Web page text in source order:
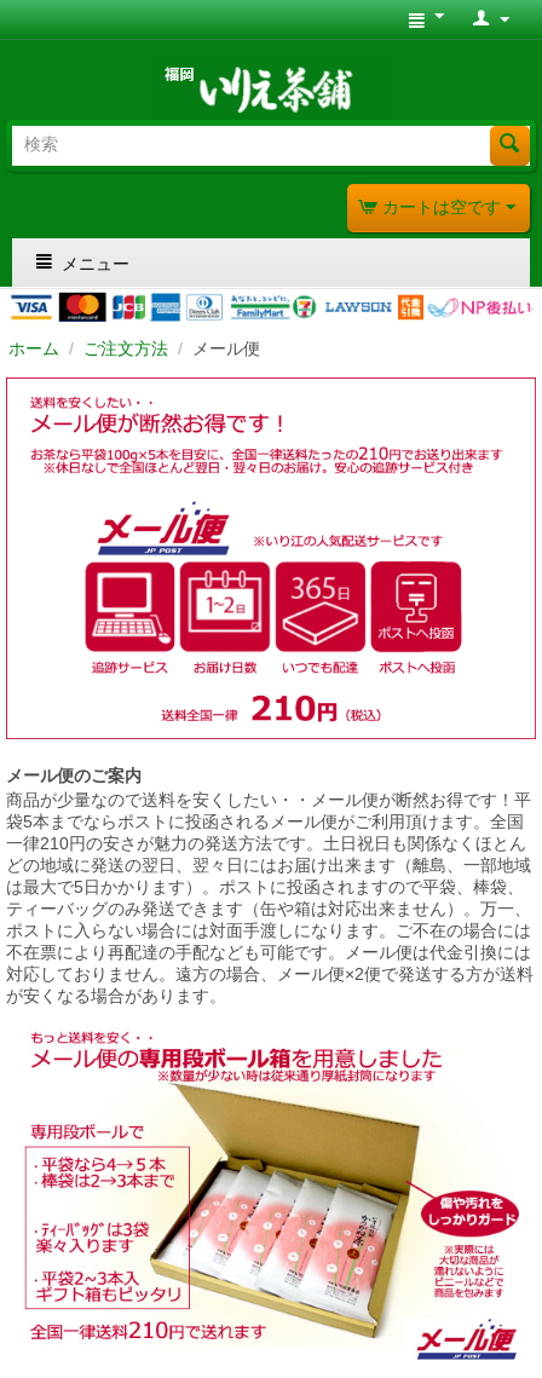
カートは空です
メニュー
ホーム / ご注文方法 / メール便
メール便のご案内
商品が少量なので送料を安くしたい・・メール便が断然お得です！平
袋5本までならポストに投函されるメール便がご利用頂けます。全国
一律210円の安さが魅力の発送方法です。土日祝日も関係なくほとん
どの地域に発送の翌日、翌々日にはお届け出来ます（離島、一部地域
は最大で5日かかります）。ポストに投函されますので平袋、棒袋、
ティーバッグのみ発送できます（缶や箱は対応出来ません）。万一、
ポストに入らない場合には対面手渡しになります。ご不在の場合には
不在票により再配達の手配なども可能です。メール便は代金引換には
対応しておりません。遠方の場合、メール便×2便で発送する方が送料
が安くなる場合があります。